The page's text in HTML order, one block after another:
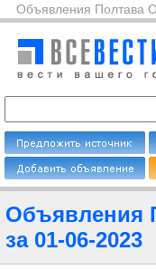
Объявления Полтава
Объявления
за 01-06-2023